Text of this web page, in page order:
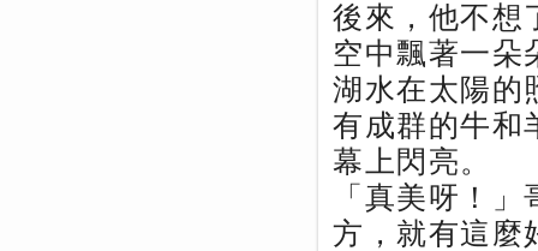
後來，他不想
空中飄著一朵
湖水在太陽的
有成群的牛和
幕上閃亮。
「真美呀！
方，就有這麼